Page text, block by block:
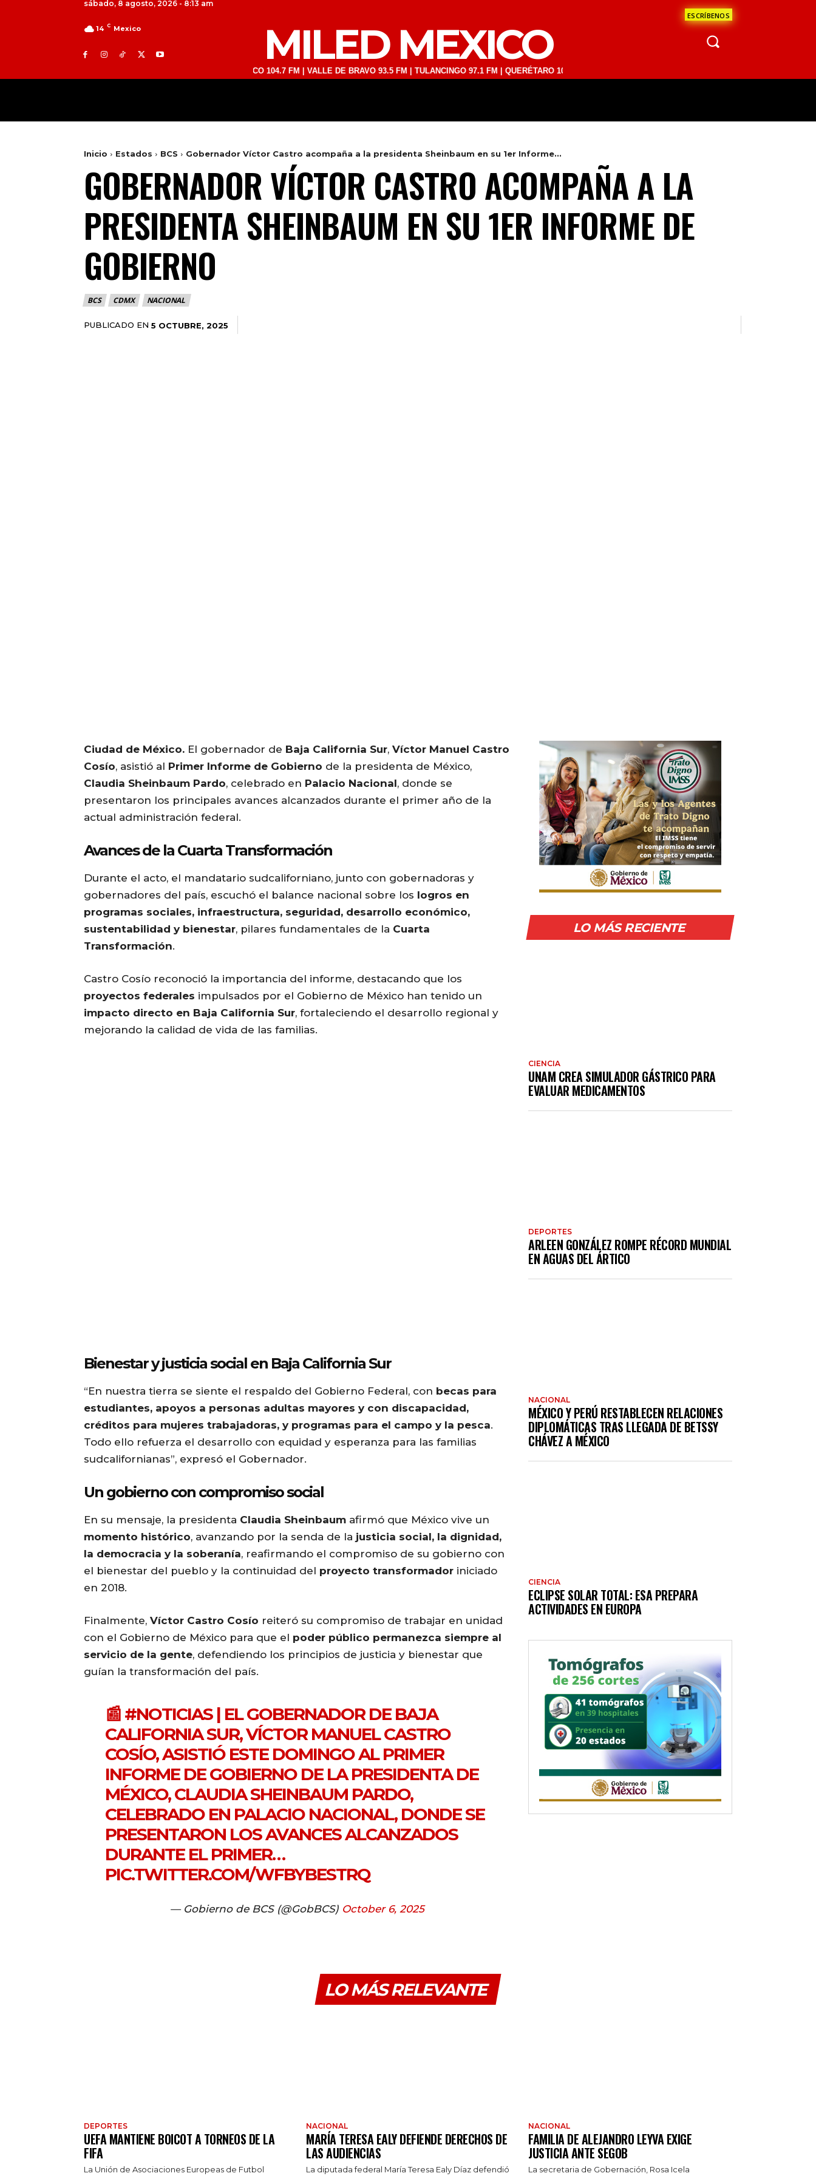
sábado, 8 agosto, 2026 - 8:13 am
ESCRÍBENOS
14 C Mexico MILED MEXICO
TOLUCA 98.9 FM | ATLACOMULCO 104.7 FM | VALLE DE BRAVO 93.5 FM | TULANCINGO 97.1 FM | QUERÉTARO 103.1 FM | SAN JUAN DEL RÍO 93.1 FM | GUADALAJARA 1510 AM | LA
Inicio Estados BCS Gobernador Víctor Castro acompaña a la presidenta Sheinbaum en su 1er Informe...
GOBERNADOR VÍCTOR CASTRO ACOMPAÑA A LA
PRESIDENTA SHEINBAUM EN SU 1ER INFORME DE
GOBIERNO
BCS CDMX NACIONAL
PUBLICADO EN 5 OCTUBRE, 2025
Ciudad de México. El gobernador de Baja California Sur, Víctor Manuel Castro
Cosío, asistió al Primer Informe de Gobierno de la presidenta de México,
Claudia Sheinbaum Pardo, celebrado en Palacio Nacional, donde se
presentaron los principales avances alcanzados durante el primer año de la
actual administración federal.
Avances de la Cuarta Transformación
Durante el acto, el mandatario sudcaliforniano, junto con gobernadoras y
gobernadores del país, escuchó el balance nacional sobre los logros en
programas sociales, infraestructura, seguridad, desarrollo económico,
sustentabilidad y bienestar, pilares fundamentales de la Cuarta
Transformación.
Castro Cosío reconoció la importancia del informe, destacando que los
proyectos federales impulsados por el Gobierno de México han tenido un
impacto directo en Baja California Sur, fortaleciendo el desarrollo regional y
mejorando la calidad de vida de las familias.
Bienestar y justicia social en Baja California Sur
“En nuestra tierra se siente el respaldo del Gobierno Federal, con becas para
estudiantes, apoyos a personas adultas mayores y con discapacidad,
créditos para mujeres trabajadoras, y programas para el campo y la pesca.
Todo ello refuerza el desarrollo con equidad y esperanza para las familias
sudcalifornianas”, expresó el Gobernador.
Un gobierno con compromiso social
En su mensaje, la presidenta Claudia Sheinbaum afirmó que México vive un
momento histórico, avanzando por la senda de la justicia social, la dignidad,
la democracia y la soberanía, reafirmando el compromiso de su gobierno con
el bienestar del pueblo y la continuidad del proyecto transformador iniciado
en 2018.
Finalmente, Víctor Castro Cosío reiteró su compromiso de trabajar en unidad
con el Gobierno de México para que el poder público permanezca siempre al
servicio de la gente, defendiendo los principios de justicia y bienestar que
guían la transformación del país.
📰 #NOTICIAS| EL GOBERNADOR DE BAJA
CALIFORNIA SUR, VÍCTOR MANUEL CASTRO
COSÍO, ASISTIÓ ESTE DOMINGO AL PRIMER
INFORME DE GOBIERNO DE LA PRESIDENTA DE
MÉXICO, CLAUDIA SHEINBAUM PARDO,
CELEBRADO EN PALACIO NACIONAL, DONDE SE
PRESENTARON LOS AVANCES ALCANZADOS
DURANTE EL PRIMER…
PIC.TWITTER.COM/WFBYBESTRQ
— Gobierno de BCS (@GobBCS) October 6, 2025
LO MÁS RECIENTE
CIENCIA
UNAM CREA SIMULADOR GÁSTRICO PARA
EVALUAR MEDICAMENTOS
DEPORTES
ARLEEN GONZÁLEZ ROMPE RÉCORD MUNDIAL
EN AGUAS DEL ÁRTICO
NACIONAL
MÉXICO Y PERÚ RESTABLECEN RELACIONES
DIPLOMÁTICAS TRAS LLEGADA DE BETSSY
CHÁVEZ A MÉXICO
CIENCIA
ECLIPSE SOLAR TOTAL: ESA PREPARA
ACTIVIDADES EN EUROPA
LO MÁS RELEVANTE
DEPORTES
UEFA MANTIENE BOICOT A TORNEOS DE LA
FIFA
La Unión de Asociaciones Europeas de Futbol
NACIONAL
MARÍA TERESA EALY DEFIENDE DERECHOS DE
LAS AUDIENCIAS
La diputada federal María Teresa Ealy Díaz defendió
NACIONAL
FAMILIA DE ALEJANDRO LEYVA EXIGE
JUSTICIA ANTE SEGOB
La secretaria de Gobernación, Rosa Icela